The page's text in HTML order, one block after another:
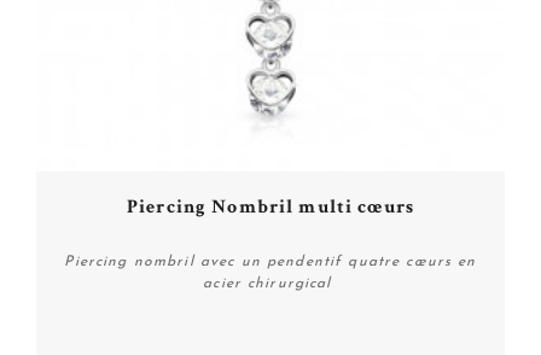
Piercing Nombril multi cœurs
Piercing nombril avec un pendentif quatre cœurs en
acier chirurgical